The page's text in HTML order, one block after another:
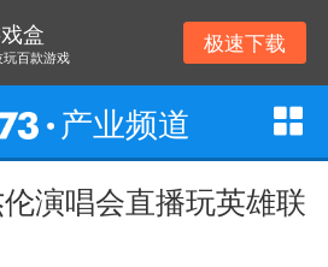
盒
玩百款游戏 极速下载
产业频道
伦演唱会直播玩英雄联